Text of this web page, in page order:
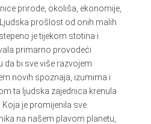
prirode, okoliša, ekonomije,
prošlost od onih malih
je tijekom stotina i
primarno provodeći
da bi sve više razvojem
novih spoznaja, izumima i
ta ljudska zajednica krenula
je promijenila sve.
na našem plavom planetu,